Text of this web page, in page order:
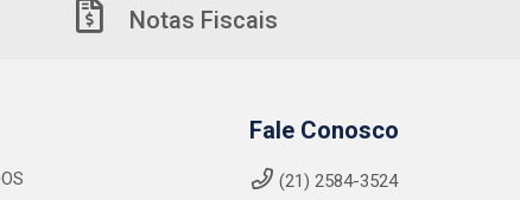
Notas Fiscais
Fale Conosco
(21) 2584-3524